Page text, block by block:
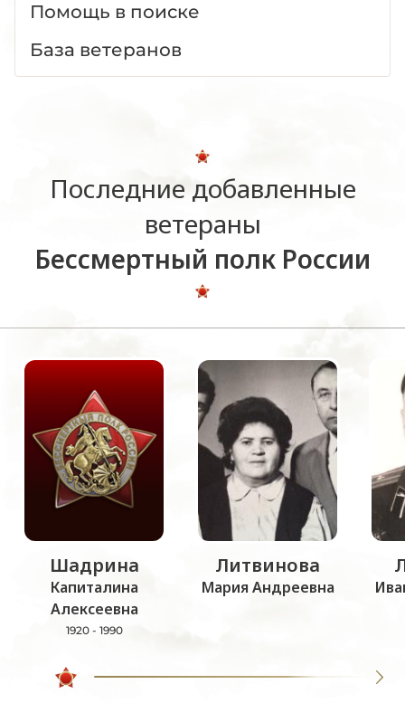
Помощь в поиске
База ветеранов
Последние добавленные
ветераны
Бессмертный полк России
Шадрина
Капиталина
Алексеевна
1920 - 1990
Литвинова
Мария Андреевна